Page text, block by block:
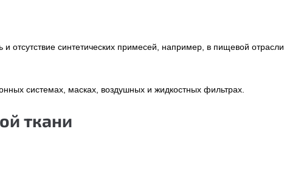
синтетических примесей, например, в пищевой отрасли.
системах, масках, воздушных и жидкостных фильтрах.
ткани